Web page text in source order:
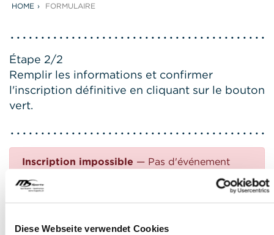
Diese Webseite verwendet Cookies
HOME FORMULAIRE
Étape 2/2
Remplir les informations et confirmer
l'inscription définitive en cliquant sur le bouton
vert.
Inscription impossible — Pas d'événement
Avez-vous des questions?